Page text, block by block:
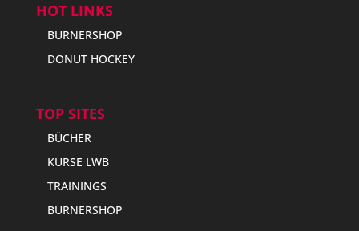
HOT LINKS
BURNERSHOP
DONUT HOCKEY
TOP SITES
BÜCHER
KURSE LWB
TRAININGS
BURNERSHOP